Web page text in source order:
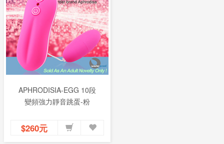
APHRODISIA-EGG 10段
變頻強力靜音跳蛋-粉
$260元